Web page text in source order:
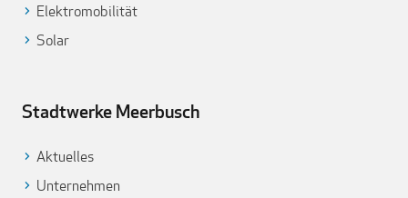
Elektromobilität
Solar
Stadtwerke Meerbusch
Aktuelles
Unternehmen